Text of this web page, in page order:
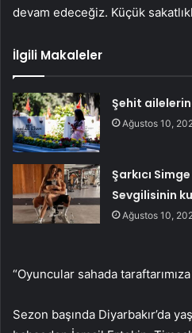
devam edeceğiz. Küçük
İlgili Makaleler
Şehit
Ağustos 10,
Şarkıcı
Sevgilisinin
Ağustos 10,
“Oyuncular sahada taraftarımıza
Sezon başında Diyarbakır’da